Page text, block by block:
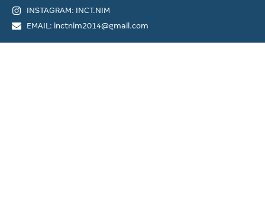
INSTAGRAM: INCT.NIM
EMAIL: inctnim2014@gmail.com